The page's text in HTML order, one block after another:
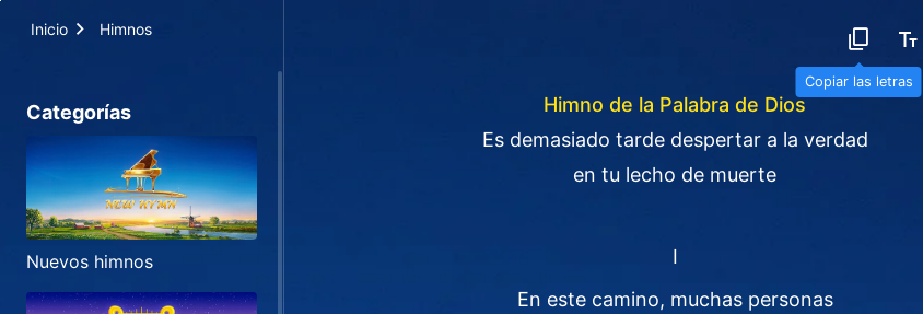
Inicio Himnos
Copiar las letras
Categorías
Nuevos himnos
Himno de la Palabra de Dios
Es demasiado tarde despertar a la verdad
en tu lecho de muerte
I
En este camino, muchas personas